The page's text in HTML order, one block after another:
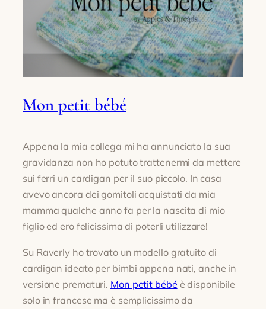
Mon petit bébé
Appena la mia collega mi ha annunciato la sua
gravidanza non ho potuto trattenermi da mettere
sui ferri un cardigan per il suo piccolo. In casa
avevo ancora dei gomitoli acquistati da mia
mamma qualche anno fa per la nascita di mio
figlio ed ero felicissima di poterli utilizzare!
Su Raverly ho trovato un modello gratuito di
cardigan ideato per bimbi appena nati, anche in
versione prematuri. Mon petit bébéè disponibile
solo in francese ma è semplicissimo da